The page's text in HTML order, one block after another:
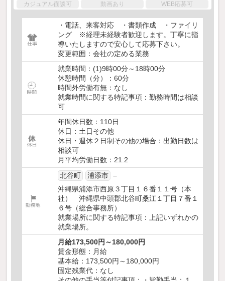
カジュアル面談可 動画あり WEB応募可
・電話、来客対応 ・書類作成 ・ファイリ
ング ※経理未経験者歓迎します。丁寧に指
導いたしますので安心して応募下さい。
変更範囲：会社の定める業務
就業時間：(1)9時00分～18時00分
休憩時間（分）：60分
時間外労働有無：なし
就業時間に関する特記事項：勤務時間は相談
可
年間休日数：110日
休日：土日その他
休日・週休２日制その他の場合：出勤日数は
相談可
月平均労働日数：21.2
北谷町
浦添市
沖縄県浦添市西原３丁目１６番１１号（本
社） 沖縄県中頭郡北谷町桑江１丁目７番１
６号（総合事務所）
就業場所に関する特記事項：上記いずれかの
就業場所。
月給173,500円～180,000円
賃金形態：月給
基本給：173,500円～180,000円
固定残業代：なし